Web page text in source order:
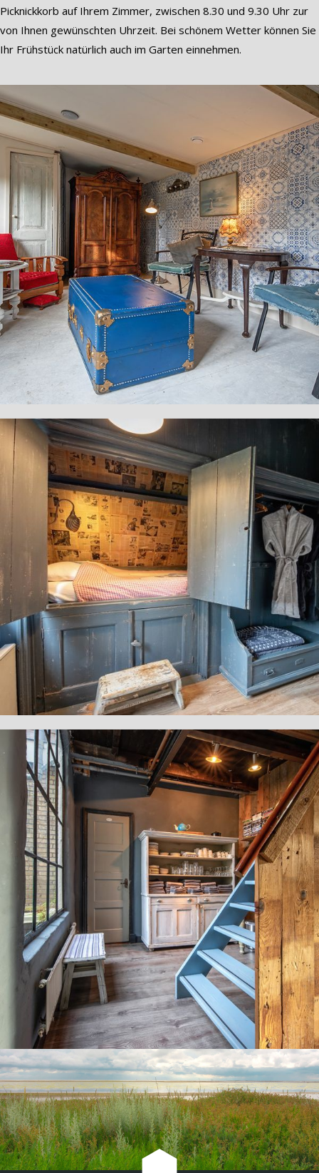
Picknickkorb auf Ihrem Zimmer, zwischen 8.30 und 9.30 Uhr zur
von Ihnen gewünschten Uhrzeit. Bei schönem Wetter können Sie
Ihr Frühstück natürlich auch im Garten einnehmen.